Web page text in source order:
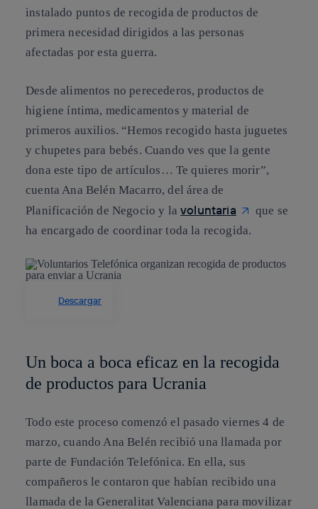
instalado puntos de recogida de productos de
primera necesidad dirigidos a las personas
afectadas por esta guerra.
Desde alimentos no perecederos, productos de
higiene íntima, medicamentos y material de
primeros auxilios. “Hemos recogido hasta juguetes
y chupetes para bebés. Cuando ves que la gente
dona este tipo de artículos… Te quieres morir”,
cuenta Ana Belén Macarro, del área de
Planificación de Negocio y lavoluntaria
que se
ha encargado de coordinar toda la recogida.
Descargar
Un boca a boca eficaz en la recogida
de productos para Ucrania
Todo este procesocomenzó el pasado viernes 4 de
marzo, cuando Ana Belén recibió una llamada por
parte de Fundación Telefónica. En ella, sus
compañeros le contaron que habían recibido una
llamada de la Generalitat Valenciana para movilizar